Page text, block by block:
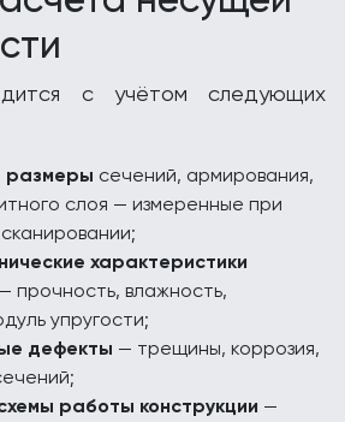
с учётом следующих
размеры сечений, армирования,
слоя — измеренные при
характеристики
— прочность, влажность,
упругости;
дефекты — трещины, коррозия,
работы конструкции —